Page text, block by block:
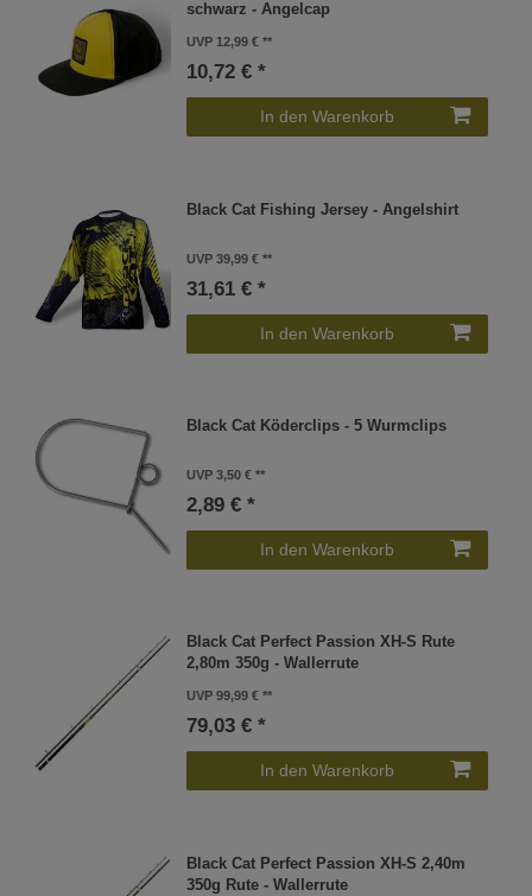
schwarz - Angelcap
UVP 12,99 €
10,72 € *
In den Warenkorb
Black Cat Fishing Jersey - Angelshirt
UVP 39,99 €
31,61 € *
In den Warenkorb
Black Cat Köderclips - 5 Wurmclips
UVP 3,50 €
2,89 € *
In den Warenkorb
Black Cat Perfect Passion XH-S Rute
2,80m 350g - Wallerrute
UVP 99,99 €
79,03 € *
In den Warenkorb
Black Cat Perfect Passion XH-S 2,40m
350g Rute - Wallerrute